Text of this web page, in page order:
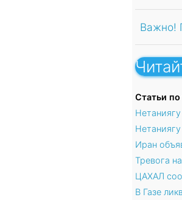
Важно!
Статьи
Иран
Тревога
ЦАХАЛ
В Газе